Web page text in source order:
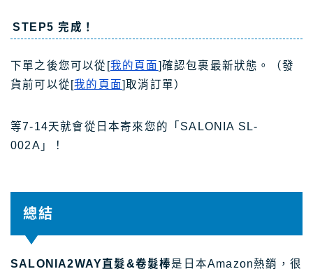
STEP5 完成！
下單之後您可以從[我的頁面 ]確認包裹最新狀態。（發
貨前可以從[我的頁面]取消訂單）
等7-14天就會從日本寄來您的「SALONIA SL-
002A」！
總結
SALONIA2WAY直髮&卷髮棒是日本Amazon熱銷，很